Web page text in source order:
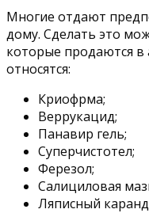
Многие отдают
дому. Сделать это
которые продаются в
относятся:
Криофрма;
Веррукацид;
Панавир гель;
Суперчистотел;
Ферезол;
Салициловая
Ляписный